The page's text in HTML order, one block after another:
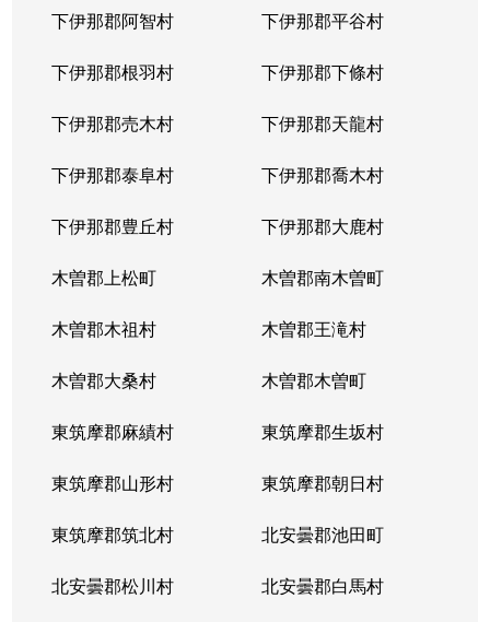
下伊那郡阿智村 下伊那郡平谷村
下伊那郡根羽村 下伊那郡下條村
下伊那郡売木村 下伊那郡天龍村
下伊那郡泰阜村 下伊那郡喬木村
下伊那郡豊丘村 下伊那郡大鹿村
木曽郡上松町 木曽郡南木曽町
木曽郡木祖村 木曽郡王滝村
木曽郡大桑村 木曽郡木曽町
東筑摩郡麻績村 東筑摩郡生坂村
東筑摩郡山形村 東筑摩郡朝日村
東筑摩郡筑北村 北安曇郡池田町
北安曇郡松川村 北安曇郡白馬村